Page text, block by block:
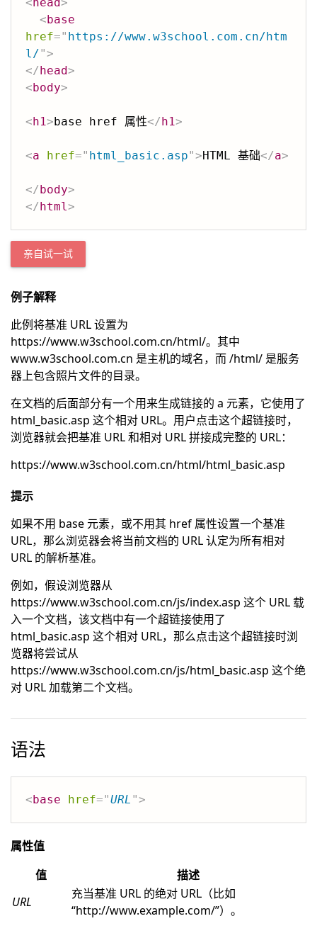
<base
href=" https://www.w3school.com.cn/htm
l/">
</head>
<body>
<h1>base href 属性</h1>
<a href=" html_basic.asp">HTML 基础</a>
</body>
</html>
亲自试一试
例子解释
此例将基准 URL 设置为
https://www.w3school.com.cn/html/。其中
www.w3school.com.cn 是主机的域名，而 /html/ 是服务
器上包含照片文件的目录。
在文档的后面部分有一个用来生成链接的 a 元素，它使用了
html_basic.asp 这个相对 URL。用户点击这个超链接时，
浏览器就会把基准 URL 和相对 URL 拼接成完整的 URL：
https://www.w3school.com.cn/html/html_basic.asp
提示
如果不用 base 元素，或不用其 href 属性设置一个基准
URL，那么浏览器会将当前文档的 URL 认定为所有相对
URL 的解析基准。
例如，假设浏览器从
https://www.w3school.com.cn/js/index.asp 这个 URL 载
入一个文档，该文档中有一个超链接使用了
html_basic.asp 这个相对 URL，那么点击这个超链接时浏
览器将尝试从
https://www.w3school.com.cn/js/html_basic.asp 这个绝
对 URL 加载第二个文档。
语法
<base href="URL ">
属性值
值
描述
URL
充当基准 URL 的绝对 URL（比如
“http://www.example.com/”）。